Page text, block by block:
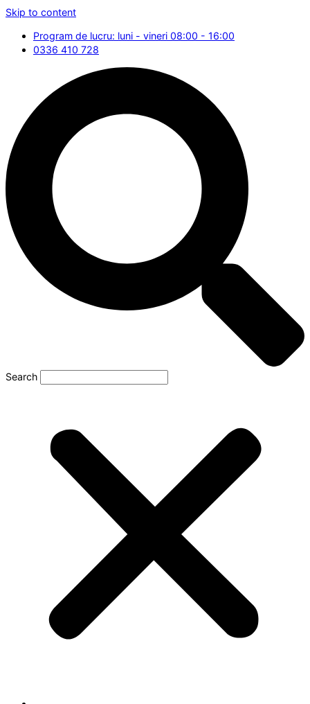
Skip to content
Program de lucru: luni - vineri 08:00 - 16:00
0336 410 728
Search